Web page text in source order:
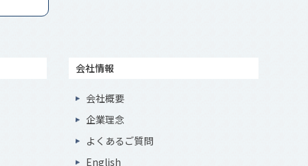
会社情報
会社概要
企業理念
よくあるご質問
English